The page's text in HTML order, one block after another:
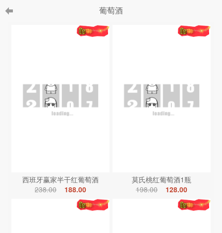
葡萄酒
西班牙赢家半干红葡萄酒
238.00
188.00
莫氏桃红葡萄酒1瓶
198.00
128.00